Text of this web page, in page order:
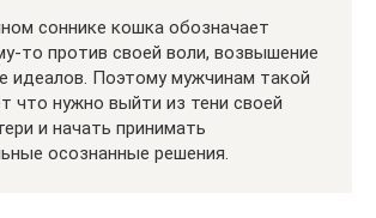
соннике кошка обозначает
то против своей воли, возвышение
идеалов. Поэтому мужчинам такой
что нужно выйти из тени своей
и начать принимать
осознанные решения.